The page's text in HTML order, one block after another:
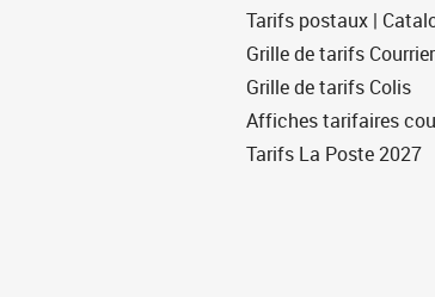
Tarifs postaux |
Grille de tarifs Courrier
Grille de tarifs Colis
Affiches tarifaires
Tarifs La Poste 2027